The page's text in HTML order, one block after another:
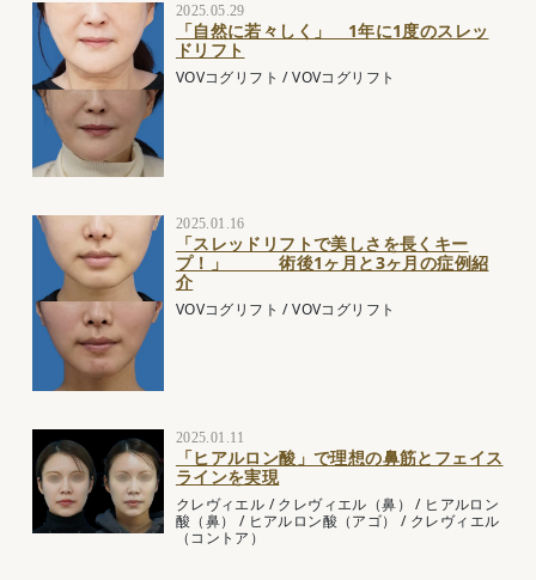
2025.05.29
「自然に若々しく」 1年に1度のスレッ
ドリフト
VOVコグリフト /VOVコグリフト
2025.01.16
「スレッドリフトで美しさを長くキー
プ！」 術後1ヶ月と3ヶ月の症例紹
介
VOVコグリフト /VOVコグリフト
2025.01.11
「ヒアルロン酸」で理想の鼻筋とフェイス
ラインを実現
クレヴィエル /クレヴィエル（鼻） / ヒアルロン
酸（鼻）
/ ヒアルロン酸（アゴ） / クレヴィエル
（コントア）